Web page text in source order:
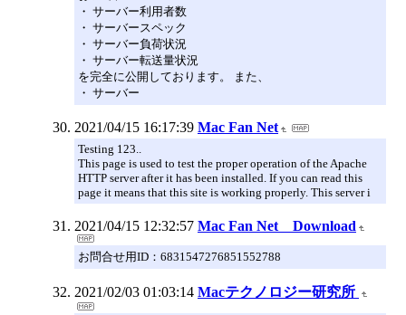
・ サーバー利用者数
・ サーバースペック
・ サーバー負荷状況
・ サーバー転送量状況
を完全に公開しております。 また、
・ サーバー
2021/04/15 16:17:39 Mac Fan Net
Testing 123..
This page is used to test the proper operation of the Apache
HTTP server after it has been installed. If you can read this
page it means that this site is working properly. This server i
2021/04/15 12:32:57 Mac Fan Net Download
お問合せ用ID：6831547276851552788
2021/02/03 01:03:14 Macテクノロジー研究所